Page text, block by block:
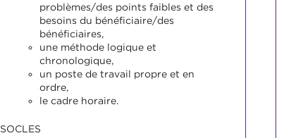
problèmes/des points faibles et des
besoins du bénéficiaire/des
bénéficiaires,
une méthode logique et
chronologique,
un poste de travail propre et en
ordre,
le cadre horaire.
SOCLES